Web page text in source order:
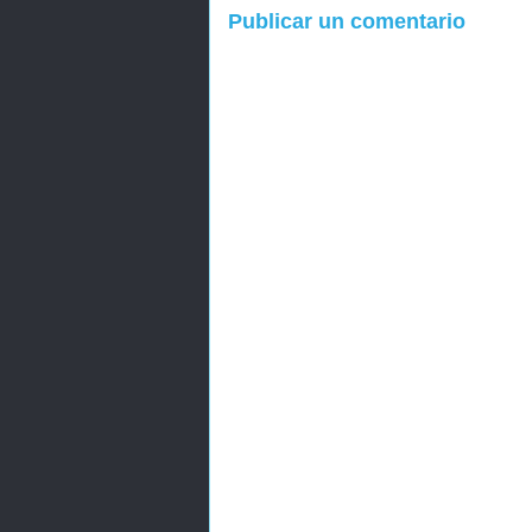
Publicar un comentario